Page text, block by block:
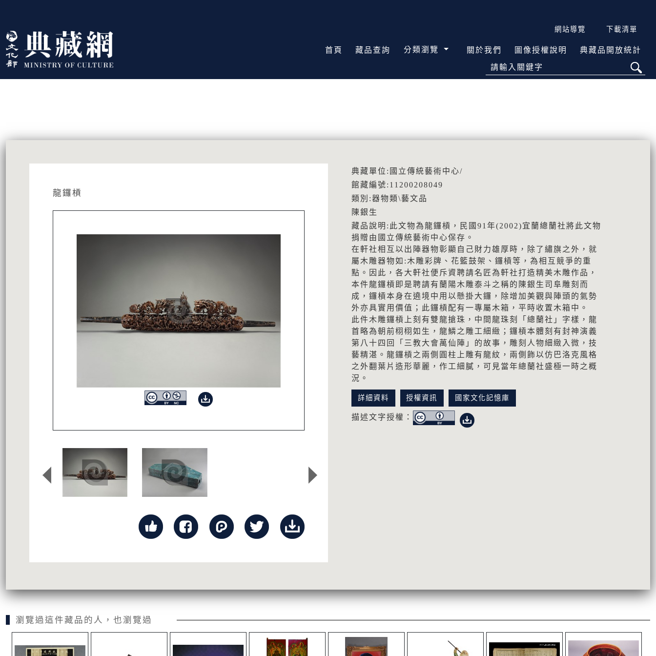
:::
網站導覽 下載清單
首頁 藏品查詢 分類瀏覽 關於我們 圖像授權說明 典藏品開放統計
請輸入關鍵字
龍鑼槓
典藏單位:國立傳統藝術中心/
館藏編號:11200208049
類別:器物類\藝文品
陳銀生
藏品說明:此文物為龍鑼槓，民國91年(2002)宜蘭總蘭社將此文物
捐贈由國立傳統藝術中心保存。
在軒社相互以出陣器物彰顯自己財力雄厚時，除了繡旗之外，就
屬木雕器物如:木雕彩牌、花籃鼓架、鑼槓等，為相互競爭的重
點。因此，各大軒社便斥資聘請名匠為軒社打造精美木雕作品，
本件龍鑼槓即是聘請有蘭陽木雕泰斗之稱的陳銀生司阜雕刻而
成，鑼槓本身在遶境中用以懸掛大鑼，除增加美觀與陣頭的氣勢
外亦具實用價值；此鑼槓配有一專屬木箱，平時收置木箱中。
此件木雕鑼槓上刻有雙龍搶珠，中間龍珠刻「總蘭社」字樣，龍
首略為朝前栩栩如生，龍鱗之雕工細緻；鑼槓本體刻有封神演義
第八十四回「三教大會萬仙陣」的故事，雕刻人物細緻入微，技
藝精湛。龍鑼槓之兩側圓柱上雕有龍紋，兩側飾以仿巴洛克風格
之外翻葉片造形華麗，作工細膩，可見當年總蘭社盛極一時之概
況。
詳細資料 授權資訊 國家文化記憶庫
描述文字授權：
瀏覽過這件藏品的人，也瀏覽過